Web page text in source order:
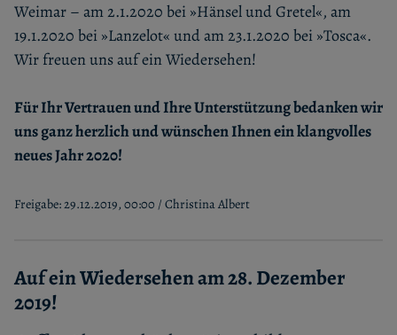
Weimar – am 2.1.2020 bei »Hänsel und Gretel«, am
19.1.2020 bei »Lanzelot« und am 23.1.2020 bei »Tosca«.
Wir freuen uns auf ein Wiedersehen!
Für Ihr Vertrauen und Ihre Unterstützung bedanken wir
uns ganz herzlich und wünschen Ihnen ein klangvolles
neues Jahr 2020!
Freigabe: 29.12.2019, 00:00 / Christina Albert
Auf ein Wiedersehen am 28. Dezember
2019!